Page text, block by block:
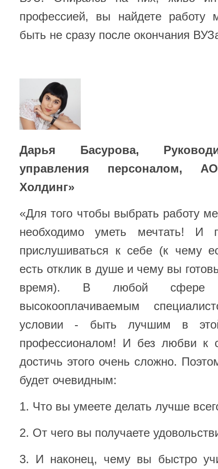
профессией, вы найдете работу
быть не сразу после окончания
Дарья Басурова,
управления персоналом,
Холдинг»
«Для того чтобы выбрать работу
необходимо уметь мечтать! И
прислушиваться к себе (к чему
есть отклик в душе и чему вы
время). В любой сфере
высокооплачиваемым
условии - быть лучшим в
профессионалом! И без любви к
достичь этого очень сложно.
будет очевидным:
1. Что вы умеете делать лучше
2. От чего вы получаете
3. И наконец, чему вы быстро